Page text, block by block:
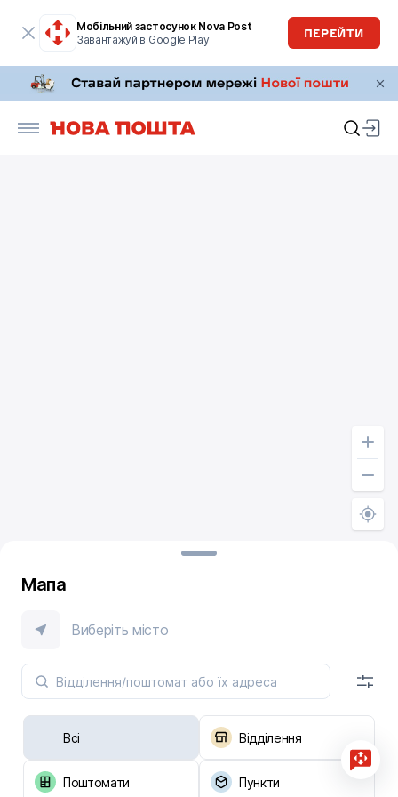
Мобільний застосунок Nova Post
Завантажуй в Google Play
ПЕРЕЙТИ
Мапа
Виберіть місто
Всі Відділення
Поштомати Пункти